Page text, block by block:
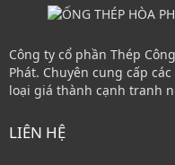
Công ty cổ phần Thép
Phát. Chuyên cung cấp
loại giá thành cạnh tranh
LIÊN HỆ